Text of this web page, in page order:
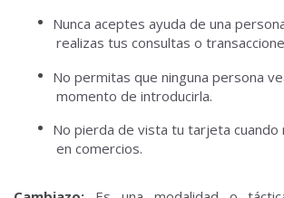
Nunca aceptes ayuda de una
realizas tus consultas o
No permitas que ninguna persona
momento de introducirla.
No pierda de vista tu tarjeta cuando
en comercios.